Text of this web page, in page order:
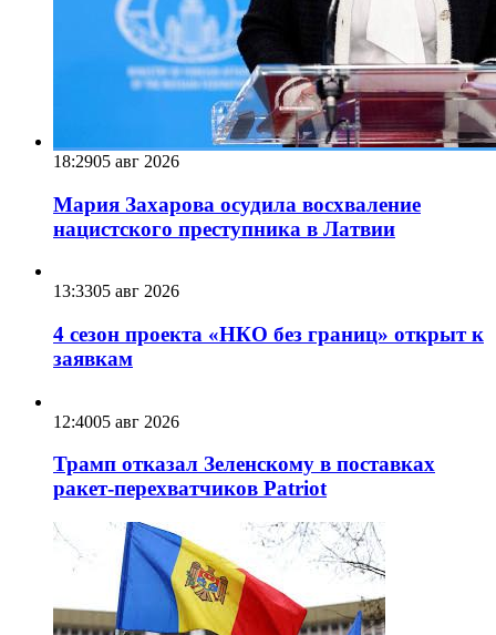
18:2905 авг 2026
Мария Захарова осудила восхваление
нацистского преступника в Латвии
13:3305 авг 2026
4 сезон проекта «НКО без границ» открыт к
заявкам
12:4005 авг 2026
Трамп отказал Зеленскому в поставках
ракет-перехватчиков Patriot